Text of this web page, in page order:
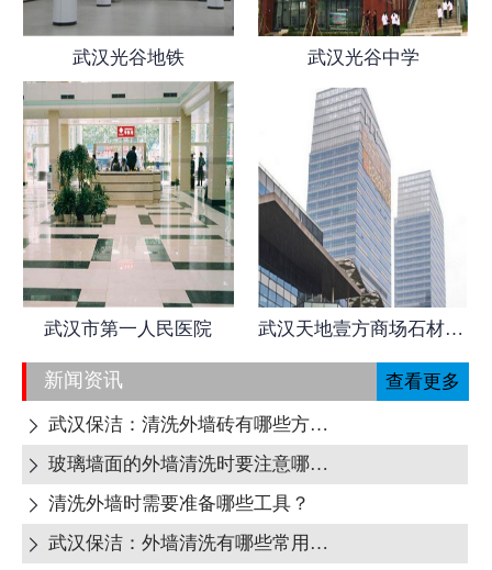
武汉光谷地铁 武汉光谷中学
武汉市第一人民医院 武汉天地壹方商场石材日常养护
新闻资讯 查看更多

武汉保洁：清洗外墙砖有哪些方式呢?

玻璃墙面的外墙清洗时要注意哪些地方呢?
 清洗外墙时需要准备哪些工具？

武汉保洁：外墙清洗有哪些常用清洁剂？